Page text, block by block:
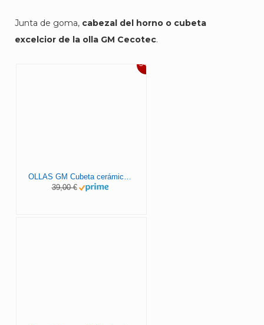
Junta de goma, cabezal del horno o cubeta
excelcior de la olla GM Cecotec.
34%
OLLAS GM Cubeta cerámica con Antiadherente tricapa Excélsior. Apta para ollas programables GM de 6 litros, Gris
39,00 €